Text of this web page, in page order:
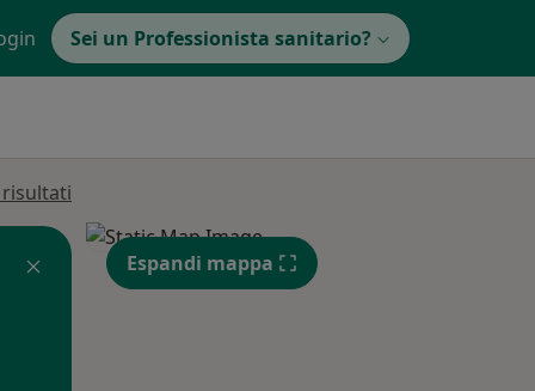
Sei un Professionista sanitario?
Espandi mappa